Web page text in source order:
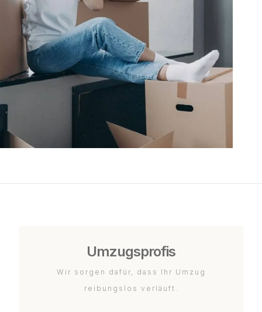
Umzugsprofis
Wir sorgen dafür, dass Ihr Umzug
reibungslos verläuft.